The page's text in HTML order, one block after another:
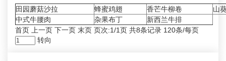
田园蘑菇沙拉 蜂蜜鸡翅 香芒牛柳卷
山
中式牛腰肉
杂果布丁
新西兰牛排
首页 上一页 下一页 末页 页次:1/1页 共8条记录 120条/每页
转向